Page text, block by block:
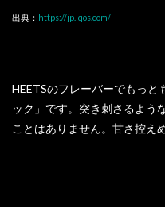
出典： https://jp.iqos.com/
HEETSのフレーバーでもっと
ック」です。突き刺さるよう
ことはありません。甘さ控え